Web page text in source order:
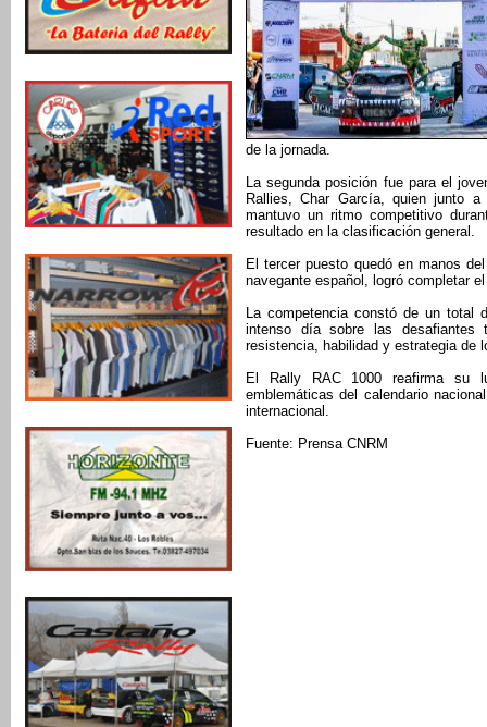
de la jornada.
La segunda posición fue para el
Rallies, Char García, quien junto
mantuvo un ritmo competitivo
resultado en la clasificación general.
El tercer puesto quedó en manos
navegante español, logró completar
La competencia constó de un total
intenso día sobre las
resistencia, habilidad y estrategia de
El Rally RAC 1000 reafirma su
emblemáticas del calendario
internacional.
Fuente: Prensa CNRM